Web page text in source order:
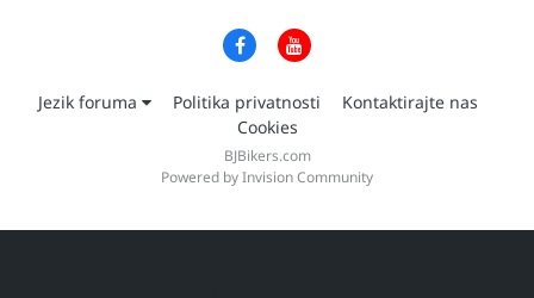
Jezik foruma Politika privatnosti
Kontaktirajte nas
Cookies
BJBikers.com
Powered by Invision Community